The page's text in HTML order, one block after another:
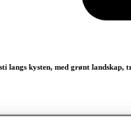
langs kysten, med grønt landskap,